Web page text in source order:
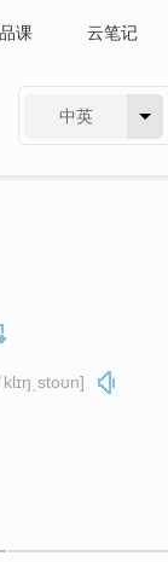
课 云笔记
中英